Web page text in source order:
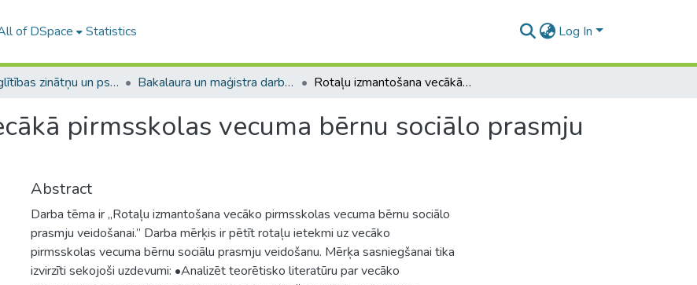
of DSpace Statistics Log In
A -- Izglītības zinātņu un psiholoģijas fakultāte / Faculty of Education Sciences and Psychology Bakalaura un maģistra darbi (PPMF) / Bachelor's and Master's theses Rotaļu izmantošana vecākā pirmsskolas vecuma bērnu sociālo prasmju veidošanai
pirmsskolas vecuma bērnu sociālo prasmju
Abstract
Darba tēma ir „Rotaļu izmantošana vecāko pirmsskolas vecuma bērnu sociālo
prasmju veidošanai.” Darba mērķis ir pētīt rotaļu ietekmi uz vecāko
pirmsskolas vecuma bērnu sociālu prasmju veidošanu. Mērķa sasniegšanai tika
izvirzīti sekojoši uzdevumi: •Analizēt teorētisko literatūru par vecāko